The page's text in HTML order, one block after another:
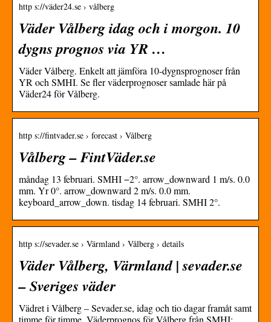
http s://väder24.se › vålberg
Väder Vålberg idag och i morgon. 10
dygns prognos via YR …
Väder Vålberg. Enkelt att jämföra 10-dygnsprognoser från
YR och SMHI. Se fler väderprognoser samlade här på
Väder24 för Vålberg.
http s://fintvader.se › forecast › Vålberg
Vålberg – FintVäder.se
måndag 13 februari. SMHI −2°. arrow_downward 1 m/s. 0.0
mm. Yr 0°. arrow_downward 2 m/s. 0.0 mm.
keyboard_arrow_down. tisdag 14 februari. SMHI 2°.
http s://sevader.se › Värmland › Vålberg › details
Väder Vålberg, Värmland | sevader.se
– Sveriges väder
Vädret i Vålberg – Sevader.se, idag och tio dagar framåt samt